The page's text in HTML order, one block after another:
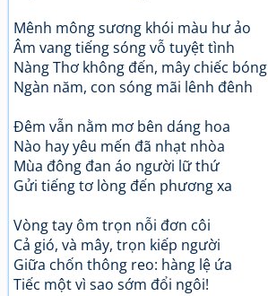
Mênh mông sương khói màu hư ảo
Âm vang tiếng sóng vỗ tuyệt tình
Nàng Thơ không đến, mây chiếc bóng
Ngàn năm, con sóng mãi lênh đênh
Đêm vẫn nằm mơ bên dáng hoa
Nào hay yêu mến đã nhạt nhòa
Mùa đông đan áo người lữ thứ
Gửi tiếng tơ lòng đến phương xa
Vòng tay ôm trọn nỗi đơn côi
Cả gió, và mây, trọn kiếp người
Giữa chốn thông reo: hàng lệ ứa
Tiếc một vì sao sớm đổi ngôi!